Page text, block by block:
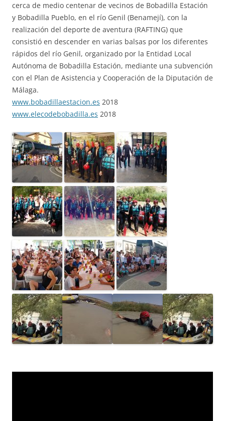
cerca de medio centenar de vecinos de Bobadilla Estación
y Bobadilla Pueblo, en el río Genil (Benamejí), con la
realización del deporte de aventura (RAFTING) que
consistió en descender en varias balsas por los diferentes
rápidos del río Genil, organizado por la Entidad Local
Autónoma de Bobadilla Estación, mediante una subvención
con el Plan de Asistencia y Cooperación de la Diputación de
Málaga.
www.bobadillaestacion.es 2018
www.elecodebobadilla.es 2018